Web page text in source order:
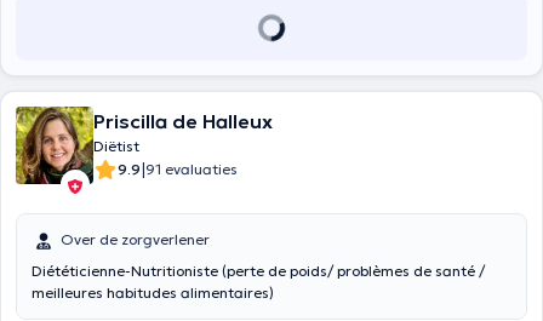
Priscilla de Halleux
Diëtist
9.9|91 evaluaties
Over de zorgverlener
Diététicienne-Nutritioniste (perte de poids/ problèmes de santé /
meilleures habitudes alimentaires)